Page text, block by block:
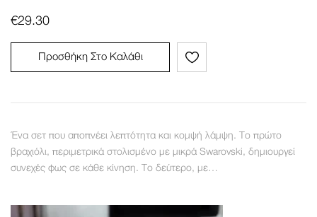
€29.30
Προσθήκη Στο Καλάθι
Ένα σετ που αποπνέει λεπτότητα και κομψή λάμψη. Το πρώτο
βραχιόλι, περιμετρικά στολισμένο με μικρά Swarovski, δημιουργεί
συνεχές φως σε κάθε κίνηση. Το δεύτερο, με…